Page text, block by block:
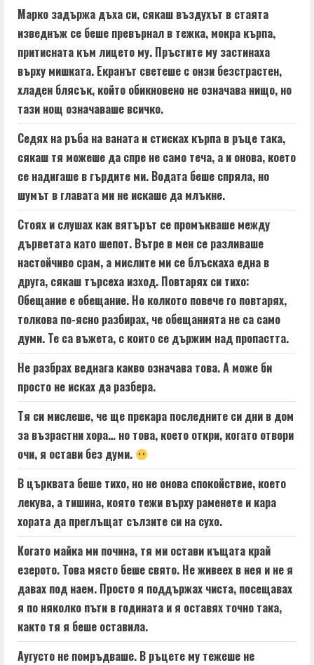
Марко задържа дъха си, сякаш въздухът в стаята
изведнъж се беше превърнал в тежка, мокра кърпа,
притисната към лицето му. Пръстите му застинаха
върху мишката. Екранът светеше с онзи безстрастен,
хладен блясък, който обикновено не означава нищо, но
тази нощ означаваше всичко.
Седях на ръба на ваната и стисках кърпа в ръце така,
сякаш тя можеше да спре не само теча, а и онова, което
се надигаше в гърдите ми. Водата беше спряла, но
шумът в главата ми не искаше да млъкне.
Стоях и слушах как вятърът се промъкваше между
дърветата като шепот. Вътре в мен се разливаше
настойчиво срам, а мислите ми се блъскаха една в
друга, сякаш търсеха изход. Повтарях си тихо:
Обещание е обещание. Но колкото повече го повтарях,
толкова по-ясно разбирах, че обещанията не са само
думи. Те са въжета, с които се държим над пропастта.
Не разбрах веднага какво означава това. А може би
просто не исках да разбера.
Тя си мислеше, че ще прекара последните си дни в дом
за възрастни хора… но това, което откри, когато отвори
очи, я остави без думи.
В църквата беше тихо, но не онова спокойствие, което
лекува, а тишина, която тежи върху раменете и кара
хората да преглъщат сълзите си на сухо.
Когато майка ми почина, тя ми остави къщата край
езерото. Това място беше свято. Не живеех в нея и не я
давах под наем. Просто я поддържах чиста, посещавах
я по няколко пъти в годината и я оставях точно така,
както тя я беше оставила.
Аугусто не помръдваше. В ръцете му тежеше не